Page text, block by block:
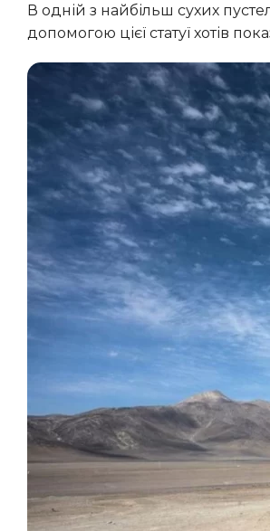
В одній з найбільш сухих пустель в світі під назвою Атакама знаходиться величезна рука людини. Автор за
допомогою цієї статуї хотів